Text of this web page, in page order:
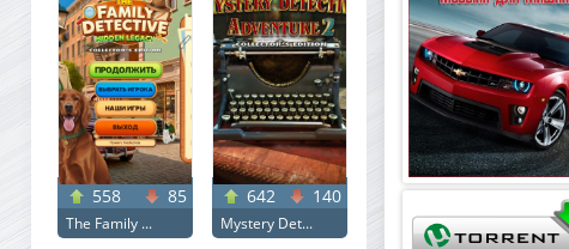
558 85
The Family ...
642 140
Mystery Det...